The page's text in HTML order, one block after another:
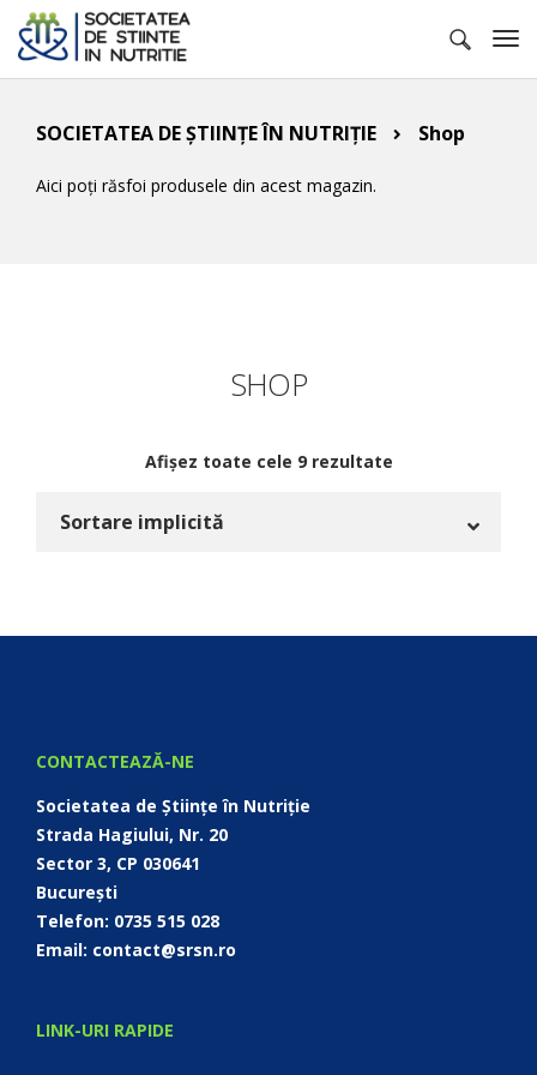
SOCIETATEA DE ȘTIINȚE ÎN NUTRIȚIE Shop
Aici poți răsfoi produsele din acest magazin.
SHOP
Afișez toate cele 9 rezultate
CONTACTEAZĂ-NE
Societatea de Științe în Nutriție
Strada Hagiului, Nr. 20
Sector 3, CP 030641
București
Telefon: 0735 515 028
Email: contact@srsn.ro
LINK-URI RAPIDE